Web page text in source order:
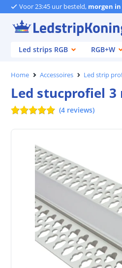
Voor 23:45 uur besteld, morgen
Led strips RGB
RGB+W
Home Accessoires Led strip
Led stucprofiel
(4 reviews)